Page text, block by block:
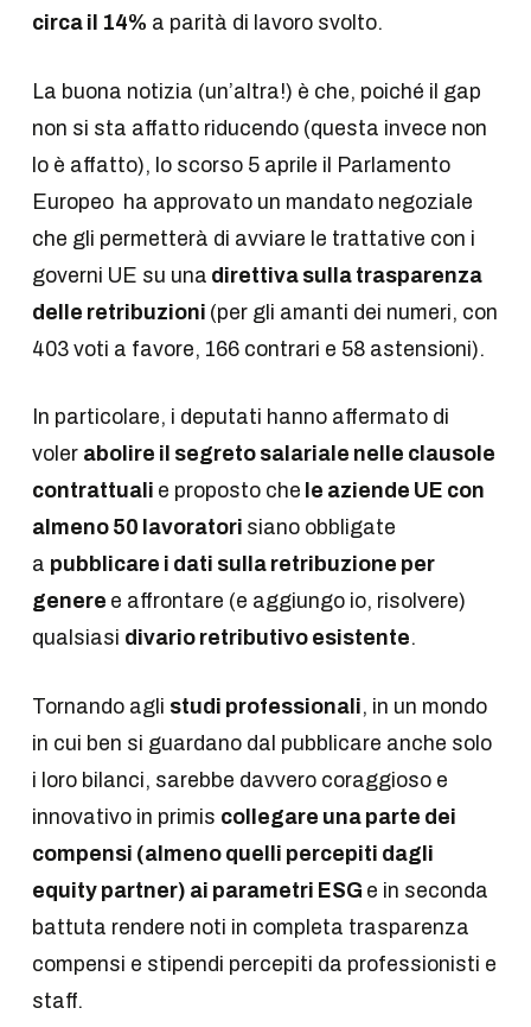
circa il 14% a parità di lavoro svolto.
La buona notizia (un’altra!) è che, poiché il gap
non si sta affatto riducendo (questa invece non
lo è affatto), lo scorso 5 aprile il Parlamento
Europeo ha approvato un mandato negoziale
che gli permetterà di avviare le trattative con i
governi UE su una direttiva sulla trasparenza
delle retribuzioni (per gli amanti dei numeri, con
403 voti a favore, 166 contrari e 58 astensioni).
In particolare, i deputati hanno affermato di
voler abolire il segreto salariale nelle clausole
contrattuali e proposto che le aziende UE con
almeno 50 lavoratori siano obbligate
a pubblicare i dati sulla retribuzione per
genere e affrontare (e aggiungo io, risolvere)
qualsiasi divario retributivo esistente.
Tornando agli studi professionali, in un mondo
in cui ben si guardano dal pubblicare anche solo
i loro bilanci, sarebbe davvero coraggioso e
innovativo in primis collegare una parte dei
compensi (almeno quelli percepiti dagli
equity partner) ai parametri ESG e in seconda
battuta rendere noti in completa trasparenza
compensi e stipendi percepiti da professionisti e
staff.